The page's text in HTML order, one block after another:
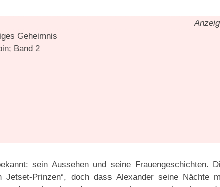
Geheimnis
Band 2
sein Aussehen und seine Frauengeschichten.
Jetset-Prinzen“, doch dass Alexander seine Nächte